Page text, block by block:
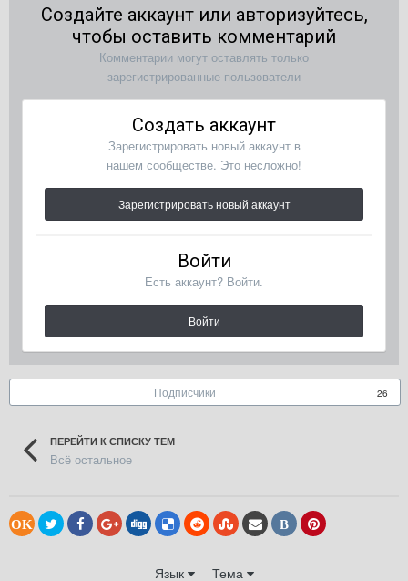
Создайте аккаунт или авторизуйтесь,
чтобы оставить комментарий
Комментарии могут оставлять только
зарегистрированные пользователи
Создать аккаунт
Зарегистрировать новый аккаунт в
нашем сообществе. Это несложно!
Зарегистрировать новый аккаунт
Войти
Есть аккаунт? Войти.
Войти
Подписчики 26
ПЕРЕЙТИ К СПИСКУ ТЕМ
Всё остальное
OK В
Язык Тема